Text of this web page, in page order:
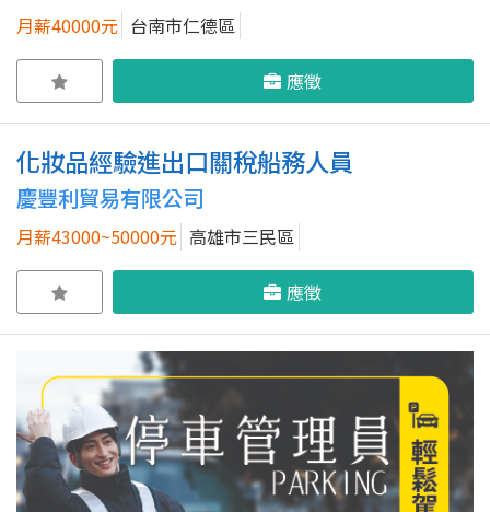
月薪40000元 台南市仁德區
應徵
化妝品經驗進出口關稅船務人員
慶豐利貿易有限公司
月薪43000~50000元 高雄市三民區
應徵